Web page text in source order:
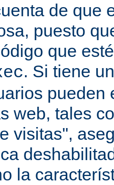
de que
puesto
que
. Si tiene
pueden
web, tales
visitas'',
la